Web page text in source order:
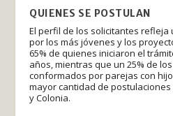
QUIENES SE POSTULAN
El perfil de los solicitantes
por los más jóvenes y los
65% de quienes iniciaron el
años, mientras que un 25% de
conformados por parejas con
mayor cantidad de postulaciones
y Colonia.